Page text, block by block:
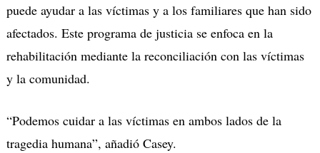
puede ayudar a las víctimas y a los familiares que han sido
afectados. Este programa de justicia se enfoca en la
rehabilitación mediante la reconciliación con las víctimas
y la comunidad.
“Podemos cuidar a las víctimas en ambos lados de la
tragedia humana”, añadió Casey.